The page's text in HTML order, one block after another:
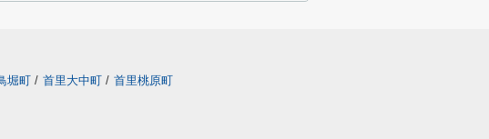
堀町 / 首里大中町 / 首里桃原町